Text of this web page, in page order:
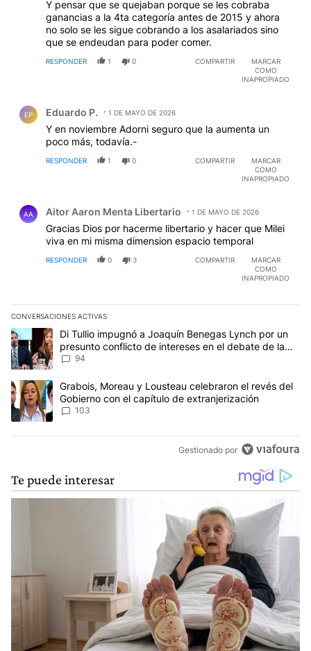
Y pensar que se quejaban porque se les cobraba
ganancias a la 4ta categoría antes de 2015 y ahora
no solo se les sigue cobrando a los asalariados sino
que se endeudan para poder comer.
RESPONDER 1 0 COMPARTIR
MARCAR
COMO
INAPROPIADO
EP Eduardo P. 1 DE MAYO DE 2026
Y en noviembre Adorni seguro que la aumenta un
poco más, todavía.-
RESPONDER 1 0 COMPARTIR
MARCAR
COMO
INAPROPIADO
AA Aitor Aaron Menta Libertario 1 DE MAYO DE 2026
Gracias Dios por hacerme libertario y hacer que Milei
viva en mi misma dimension espacio temporal
RESPONDER 0 3 COMPARTIR
MARCAR
COMO
INAPROPIADO
CONVERSACIONES ACTIVAS
Este listado muestra los artículos con más comentarios en los
Un artículo de tendencia con el título "Di Tullio impugnó a
Di Tullio impugnó a Joaquín Benegas Lynch por un
presunto conflicto de intereses en el debate de la
Ley de Tierras
94
Un artículo de tendencia con el título "Grabois, Moreau y
Grabois, Moreau y Lousteau celebraron el revés del
Gobierno con el capítulo de extranjerización
103
Gestionado por